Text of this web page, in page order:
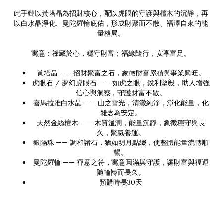
此手鏈以黃塔晶為招財核心，配以虎眼的守護與檀木的沉靜，再
以白水晶淨化、曼陀羅輪庇佑，形成財聚而不散、福澤自來的能
量格局。
寓意：祿藏於心，穩守財富；福緣隨行，安享富足。
黃塔晶 —— 招財聚富之石，象徵財富累積與事業興旺。
虎眼石 / 夢幻虎眼石 —— 如虎之眼，銳利堅毅，助人增強
信心與洞察，守護財富不散。
喜馬拉雅白水晶 —— 山之雪光，清澈純淨，淨化能量，化
雜念為安定。
天然金絲檀木 —— 木質溫潤，能量沉靜，象徵穩守與長
久，聚氣養運。
銀隔珠 —— 調和諸石，猶如明月點綴，使整體能量流轉順
暢。
曼陀羅輪 —— 禪意之符，寓意圓滿與守護，讓財富與福運
隨輪轉而長久。
預購時長30天